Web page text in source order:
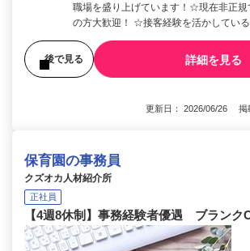
職場を盛り上げています！☆現在非正規
の方大歓迎！ ☆接客経験を活かしてい
後で見る 詳細を見る
更新日： 2026/06/26 掲
保育園の事務員
クズオカ人材紹介所
正社員
【4週8休制】事務経験者優遇 ブランク